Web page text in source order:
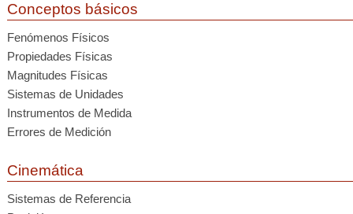
Conceptos básicos
Fenómenos Físicos
Propiedades Físicas
Magnitudes Físicas
Sistemas de Unidades
Instrumentos de Medida
Errores de Medición
Cinemática
Sistemas de Referencia